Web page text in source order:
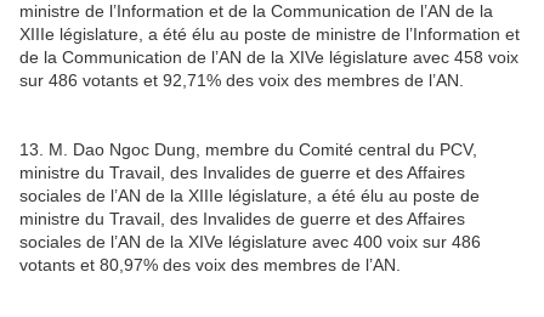
ministre de l’Information et de la Communication de l’AN de la
XIIIe législature, a été élu au poste de ministre de l’Information et
de la Communication de l’AN de la XIVe législature avec 458 voix
sur 486 votants et 92,71% des voix des membres de l’AN.
13. M. Dao Ngoc Dung, membre du Comité central du PCV,
ministre du Travail, des Invalides de guerre et des Affaires
sociales de l’AN de la XIIIe législature, a été élu au poste de
ministre du Travail, des Invalides de guerre et des Affaires
sociales de l’AN de la XIVe législature avec 400 voix sur 486
votants et 80,97% des voix des membres de l’AN.